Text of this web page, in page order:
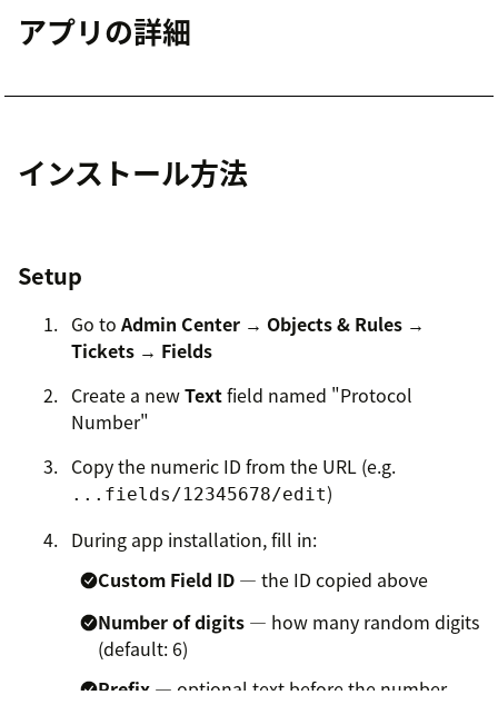
アプリの詳細
インストール方法
Setup
Go to Admin Center → Objects & Rules →
Tickets → Fields
Create a newTextfield named "Protocol
Number"
Copy the numeric ID from the URL (e.g.
...fields/12345678/edit)
During app installation, fill in:
Custom Field ID — the ID copied above
Number of digits — how many random digits
(default: 6)
Prefix — optional text before the number